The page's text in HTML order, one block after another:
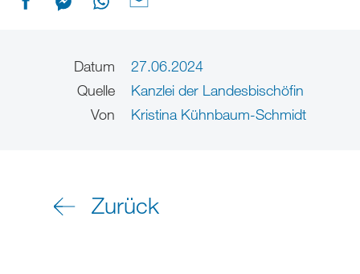
Datum
27.06.2024
Quelle
Kanzlei der Landesbischöfin
Von
Kristina Kühnbaum-Schmidt
Zurück